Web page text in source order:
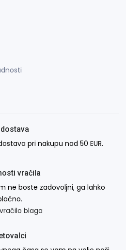
pri nakupu nad 50 EUR.
vračila
ne boste zadovoljni, ga lahko
blaga